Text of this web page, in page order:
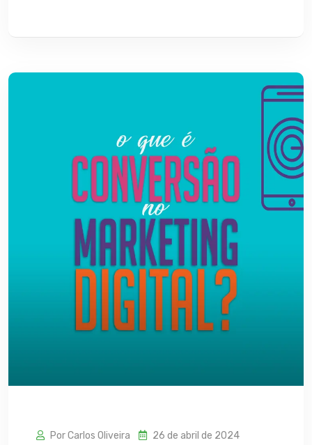
Por Carlos Oliveira
26 de abril de 2024